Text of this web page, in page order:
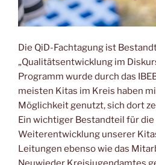
Die QiD-Fachtagung ist
„Qualitätsentwicklung im
Programm wurde durch das
meisten Kitas im Kreis haben
Möglichkeit genutzt, sich dort
Ein wichtiger Bestandteil für
Weiterentwicklung unserer
Leitungen ebenso wie das